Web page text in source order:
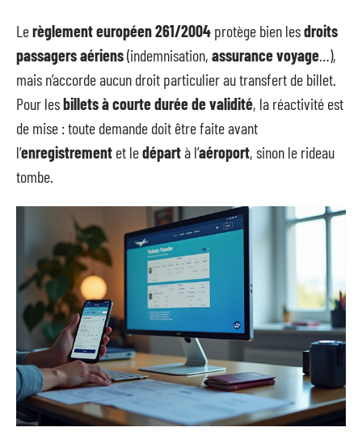
Lerèglement européen 261/2004 protège bien lesdroits
passagers aériens(indemnisation, assurance voyage …),
mais n’accorde aucun droit particulier au transfert de billet.
Pour lesbillets à courte durée de validité, la réactivité est
de mise : toute demande doit être faite avant
l’enregistrement et ledépartà l’aéroport, sinon le rideau
tombe.